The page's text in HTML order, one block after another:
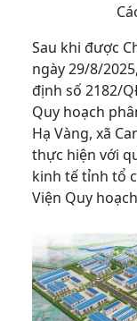
Sau khi được
ngày 29/8/
định số 2182/
Quy hoạch
Hạ Vàng, xã
thực hiện với
kinh tế tỉnh tổ
Viện Quy